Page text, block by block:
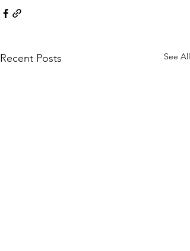
Recent Posts See All